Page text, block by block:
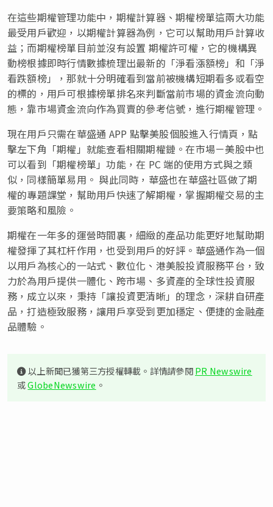
在這些期權管理功能中，期權計算器、期權榜單這兩大功能
最受用戶歡迎，以期權計算器為例，它可以幫助用戶計算收
益；而期權榜單目前並沒有設置 期權許可權，它的機構異
動榜根據即時行情數據梳理出最新的「淨看漲額榜」和「淨
看跌額榜」，那就十分明確看到當前被機構短期看多或看空
的標的，用戶可根據榜單排名來判斷當前市場的資金流向動
態，靠市場資金流向作為買賣的參考信號，進行期權管理。
現在用戶只需在華盛通 APP 點擊美股個股進入行情頁，點
擊左下角「期權」就能查看相關期權鏈。在市場－美股中也
可以看到「期權榜單」功能，在 PC 端的使用方式與之類
似，同樣簡單易用。 與此同時，華盛也在華盛社區做了期
權的專題課堂，幫助用戶快速了解期權，掌握期權交易的主
要策略和風險。
期權在一年多的運營時間裏，細緻的產品功能更好地幫助期
權發揮了其杠杆作用，也受到用戶的好評。華盛通作為一個
以用戶為核心的一站式、數位化、港美股投資服務平台，致
力於為用戶提供一體化、跨市場、多資產的全球性投資服
務，成立以來，秉持「讓投資更清晰」的理念，深耕自研產
品，打造極致服務，讓用戶享受到更加穩定、便捷的金融產
品體驗。
以上新聞已獲第三方授權轉載。詳情請參閱PR Newswire
或GlobeNewswire 。